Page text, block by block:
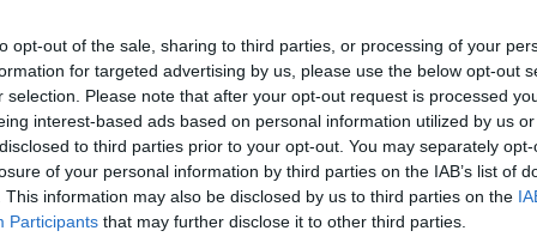
opt-out of the sale, sharing to third parties, or processing of your
for targeted advertising by us, please use the below opt-out
selection. Please note that after your opt-out request is processed
interest-based ads based on personal information utilized by us
to third parties prior to your opt-out. You may separately
of your personal information by third parties on the IAB’s list of
This information may also be disclosed by us to third parties on the
Participants that may further disclose it to other third parties.
και θέριεψε μια από τις
και μίκρυνε τη Σουηδία